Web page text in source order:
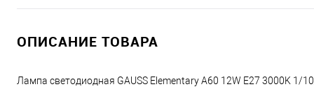
ОПИСАНИЕ ТОВАРА
Лампа светодиодная GAUSS Elementary A60 12W E27 3000K 1/